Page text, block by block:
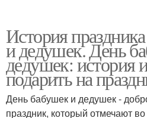
История
и дедушек. День
дедушек: история
подарить на
День бабушек и дедушек -
праздник, который отмечают